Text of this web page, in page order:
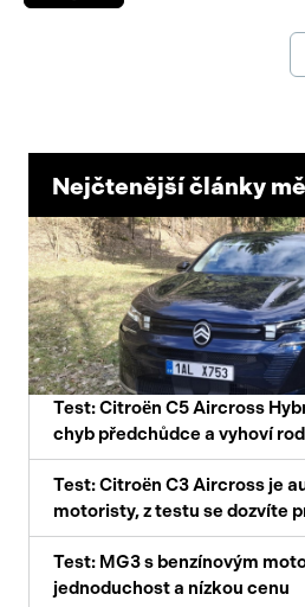
Nejčtenější články
Test: Citroën C5 Aircross
chyb předchůdce a vyhoví
Test: Citroën C3 Aircross je
motoristy, z testu se dozvíte
Test: MG3 s benzínovým
jednoduchost a nízkou cenu